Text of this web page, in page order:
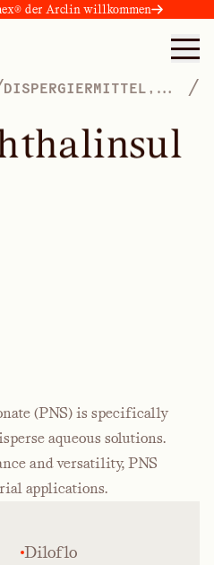
der Arclin willkommen
DISPERGIERMITTEL,
/
thalinsul
(PNS) is specifically
aqueous solutions.
and versatility, PNS
applications.
Diloflo